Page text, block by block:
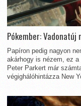
Pókember: Vadonatúj
Papíron pedig nagyon
akárhogy is nézem, ez
Peter Parkert már
végighálóhintázza New